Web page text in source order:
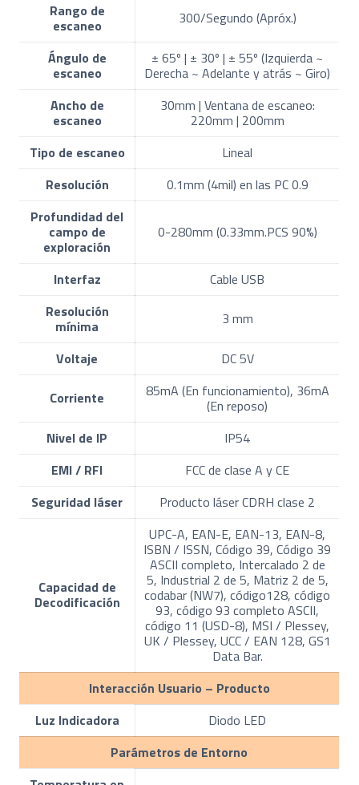
Rango de
escaneo 300/Segundo (Apróx.)
Ángulo de
escaneo
± 65º | ± 30º | ± 55º (Izquierda ~
Derecha ~ Adelante y atrás ~ Giro)
Ancho de
escaneo
30mm | Ventana de escaneo:
220mm | 200mm
Tipo de escaneo
Lineal
Resolución
0.1mm (4mil) en las PC 0.9
Profundidad del
campo de
exploración
0-280mm (0.33mm.PCS 90%)
Interfaz
Cable USB
Resolución
mínima 3 mm
Voltaje DC 5V
Corriente 85mA (En funcionamiento), 36mA
(En reposo)
Nivel de IP
IP54
EMI / RFI
FCC de clase A y CE
Seguridad láser
Producto láser CDRH clase 2
Capacidad de
Decodificación
UPC-A, EAN-E, EAN-13, EAN-8,
ISBN / ISSN, Código 39, Código 39
ASCII completo, Intercalado 2 de
5, Industrial 2 de 5, Matriz 2 de 5,
codabar (NW7), código128, código
93, código 93 completo ASCII,
código 11 (USD-8), MSI / Plessey,
UK / Plessey, UCC / EAN 128, GS1
Data Bar.
Interacción Usuario – Producto
Luz Indicadora
Diodo LED
Parámetros de Entorno